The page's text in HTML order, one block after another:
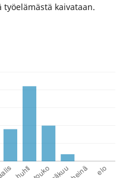
kaivataan.